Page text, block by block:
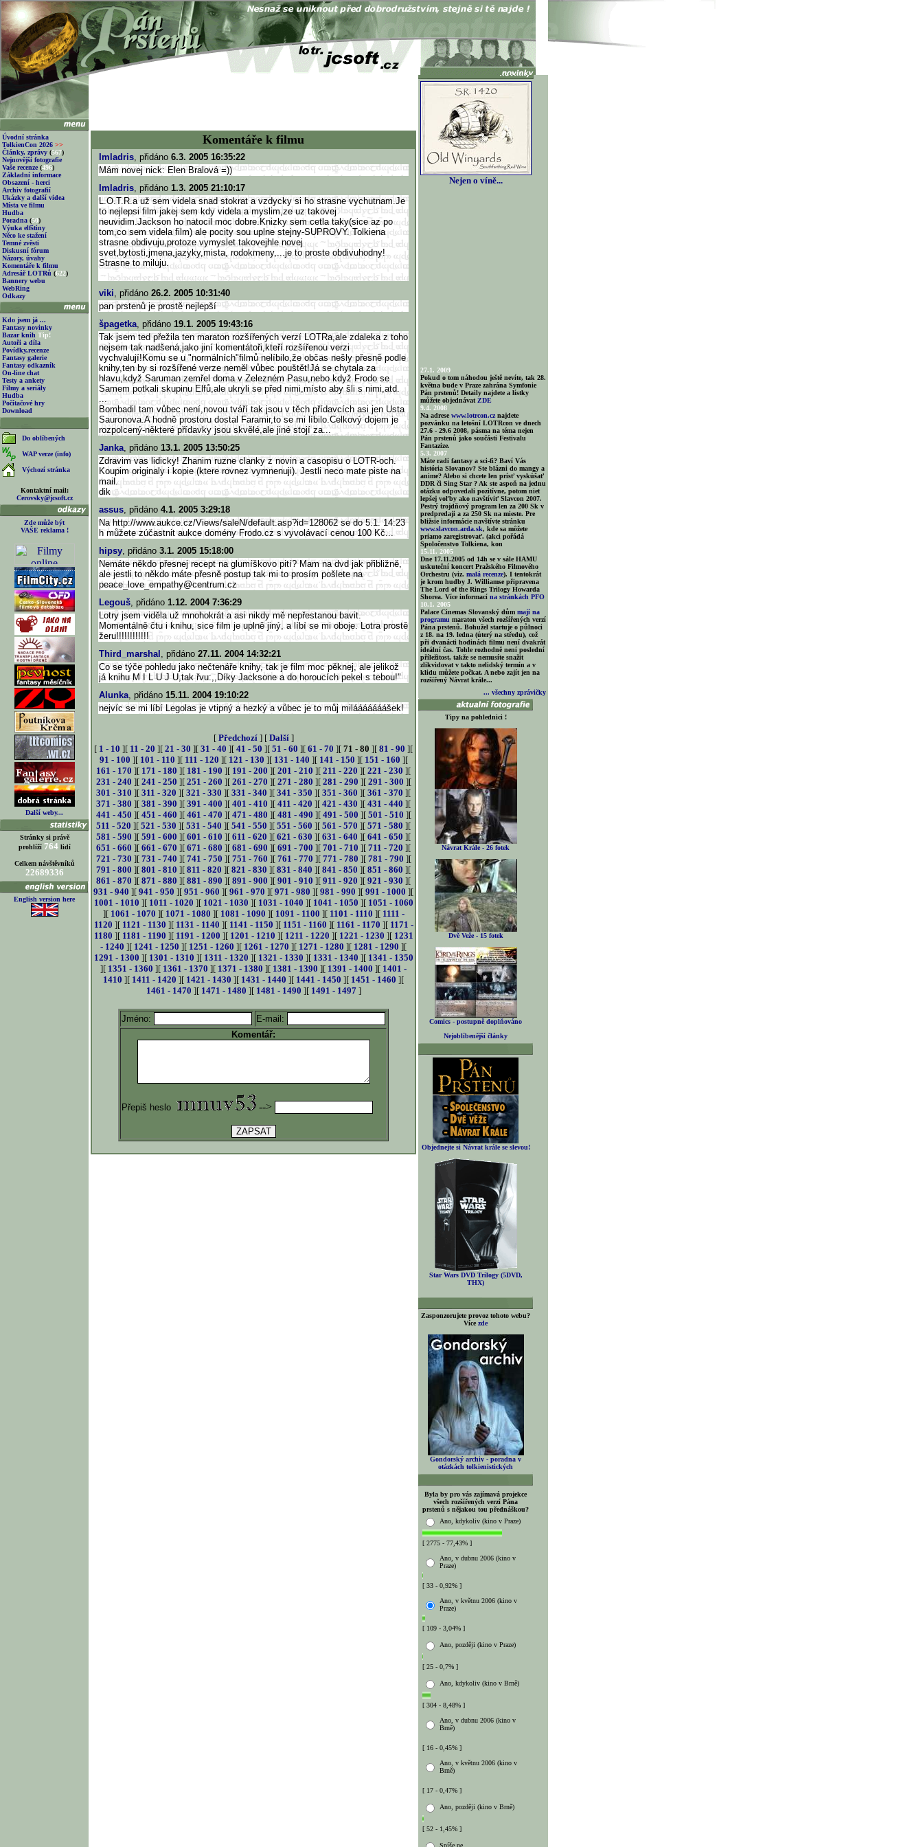
Úvodní stránka
TolkienCon 2026 >>
Články, zprávy (567)
Nejnovější fotografie
Vaše recenze (496)
Základní informace
Obsazení - herci
Archiv fotografií
Ukázky a další videa
Místa ve filmu
Hudba
Poradna (50)
Výuka elfštiny
Něco ke stažení
Temné zvěsti
Diskusní fórum
Názory, úvahy
Komentáře k filmu
Adresář LOTRů (622)
Bannery webu
WebRing
Odkazy
Kdo jsem já ...
Fantasy novinky
Bazar knih Tip!
Autoři a díla
Povídky,recenze
Fantasy galerie
Fantasy odkazník
On-line chat
Testy a ankety
Filmy a seriály
Hudba
Počítačové hry
Download
Do oblíbených
WAP verze (info)
Výchozí stránka
Kontaktní mail:
Cerovsky@jcsoft.cz
Zde může být
VAŠE reklama !
Další weby...
Stránky si právě
prohlíží764 lidí
Celkem návštěvníků
22689336
English version here
Komentáře k filmu
Imladris, přidáno 6.3. 2005 16:35:22
Mám novej nick: Elen Bralová =))
Imladris, přidáno 1.3. 2005 21:10:17
L.O.T.R.a už sem videla snad stokrat a vzdycky si ho strasne vychutnam.Je
to nejlepsi film jakej sem kdy videla a myslim,ze uz takovej
neuvidim.Jackson ho natocil moc dobre.Knizky sem cetla taky(sice az po
tom,co sem videla film) ale pocity sou uplne stejny-SUPROVY. Tolkiena
strasne obdivuju,protoze vymyslet takovejhle novej
svet,bytosti,jmena,jazyky,mista, rodokmeny,...je to proste obdivuhodny!
Strasne to miluju.
viki, přidáno 26.2. 2005 10:31:40
pan prstenů je prostě nejlepší
špagetka, přidáno 19.1. 2005 19:43:16
Tak jsem ted přežila ten maraton rozšířených verzí LOTRa,ale zdaleka z toho
nejsem tak nadšená,jako jiní komentátoři,kteří rozšířenou verzi
vychvalují!Komu se u "normálních"filmů nelíbilo,že občas nešly přesně podle
knihy,ten by si rozšířené verze neměl vůbec pouštět!Já se chytala za
hlavu,když Saruman zemřel doma v Zelezném Pasu,nebo když Frodo se
Samem potkali skupinu Elfů,ale ukryli se před nimi,místo aby šli s nimi,atd.
...
Bombadil tam vůbec není,novou tváří tak jsou v těch přídavcích asi jen Usta
Sauronova.A hodně prostoru dostal Faramir,to se mi líbilo.Celkový dojem je
rozpolcený-některé přídavky jsou skvělé,ale jiné stojí za...
Janka, přidáno 13.1. 2005 13:50:25
Zdravim vas lidicky! Zhanim ruzne clanky z novin a casopisu o LOTR-och.
Koupim originaly i kopie (ktere rovnez vymnenuji). Jestli neco mate piste na
mail.
dik
assus, přidáno 4.1. 2005 3:29:18
Na http://www.aukce.cz/Views/saleN/default.asp?id=128062 se do 5.1. 14:23
h můžete zúčastnit aukce domény Frodo.cz s vyvolávací cenou 100 Kč...
hipsy, přidáno 3.1. 2005 15:18:00
Nemáte někdo přesnej recept na glumíškovo pití? Mam na dvd jak přibližně,
ale jestli to někdo máte přesně postup tak mi to prosím pošlete na
peace_love_empathy@centrum.cz
Legouš, přidáno 1.12. 2004 7:36:29
Lotry jsem viděla už mnohokrát a asi nikdy mě nepřestanou bavit.
Momentálně čtu i knihu, sice film je uplně jiný, a líbí se mi oboje. Lotra prostě
žeru!!!!!!!!!!!!
Third_marshal , přidáno 27.11. 2004 14:32:21
Co se týče pohledu jako nečtenáře knihy, tak je film moc pěknej, ale jelikož
já knihu M I L U J U,tak řvu:,,Díky Jacksone a do horoucích pekel s tebou!"
Alunka, přidáno 15.11. 2004 19:10:22
nejvíc se mi líbí Legolas je vtipný a hezký a vůbec je to můj milááááááášek!
[ Předchozí] [ Další]
[ 1 - 10 ][ 11 - 20 ][ 21 - 30 ][ 31 - 40 ][ 41 - 50 ][ 51 - 60 ][ 61 - 70 ][ 71 - 80 ][ 81 - 90 ][
91 - 100 ][ 101 - 110 ][ 111 - 120 ][ 121 - 130 ][ 131 - 140 ][ 141 - 150 ][ 151 - 160 ][
161 - 170 ][ 171 - 180 ][ 181 - 190 ][ 191 - 200 ][ 201 - 210 ][ 211 - 220 ][ 221 - 230 ][
231 - 240 ][ 241 - 250 ][ 251 - 260 ][ 261 - 270 ][ 271 - 280 ][ 281 - 290 ][ 291 - 300 ][
301 - 310 ][ 311 - 320 ][ 321 - 330 ][ 331 - 340 ][ 341 - 350 ][ 351 - 360 ][ 361 - 370 ][
371 - 380 ][ 381 - 390 ][ 391 - 400 ][ 401 - 410 ][ 411 - 420 ][ 421 - 430 ][ 431 - 440 ][
441 - 450 ][ 451 - 460 ][ 461 - 470 ][ 471 - 480 ][ 481 - 490 ][ 491 - 500 ][ 501 - 510 ][
511 - 520 ][ 521 - 530 ][ 531 - 540 ][ 541 - 550 ][ 551 - 560 ][ 561 - 570 ][ 571 - 580 ][
581 - 590 ][ 591 - 600 ][ 601 - 610 ][ 611 - 620 ][ 621 - 630 ][ 631 - 640 ][ 641 - 650 ][
651 - 660 ][ 661 - 670 ][ 671 - 680 ][ 681 - 690 ][ 691 - 700 ][ 701 - 710 ][ 711 - 720 ][
721 - 730 ][ 731 - 740 ][ 741 - 750 ][ 751 - 760 ][ 761 - 770 ][ 771 - 780 ][ 781 - 790 ][
791 - 800 ][ 801 - 810 ][ 811 - 820 ][ 821 - 830 ][ 831 - 840 ][ 841 - 850 ][ 851 - 860 ][
861 - 870 ][ 871 - 880 ][ 881 - 890 ][ 891 - 900 ][ 901 - 910 ][ 911 - 920 ][ 921 - 930 ][
931 - 940 ][ 941 - 950 ][ 951 - 960 ][ 961 - 970 ][ 971 - 980 ][ 981 - 990 ][ 991 - 1000 ][
1001 - 1010 ][ 1011 - 1020 ][ 1021 - 1030 ][ 1031 - 1040 ][ 1041 - 1050 ][ 1051 - 1060
][ 1061 - 1070 ][ 1071 - 1080 ][ 1081 - 1090 ][ 1091 - 1100 ][ 1101 - 1110 ][ 1111 -
1120 ][ 1121 - 1130 ][ 1131 - 1140 ][ 1141 - 1150 ][ 1151 - 1160 ][ 1161 - 1170 ][ 1171 -
1180 ][ 1181 - 1190 ][ 1191 - 1200 ][ 1201 - 1210 ][ 1211 - 1220 ][ 1221 - 1230 ][ 1231
- 1240 ][ 1241 - 1250 ][ 1251 - 1260 ][ 1261 - 1270 ][ 1271 - 1280 ][ 1281 - 1290 ][
1291 - 1300 ][ 1301 - 1310 ][ 1311 - 1320 ][ 1321 - 1330 ][ 1331 - 1340 ][ 1341 - 1350
][ 1351 - 1360 ][ 1361 - 1370 ][ 1371 - 1380 ][ 1381 - 1390 ][ 1391 - 1400 ][ 1401 -
1410 ][ 1411 - 1420 ][ 1421 - 1430 ][ 1431 - 1440 ][ 1441 - 1450 ][ 1451 - 1460 ][
1461 - 1470 ][ 1471 - 1480 ][ 1481 - 1490 ][ 1491 - 1497]
Jméno:
E-mail:
Komentář:
Přepiš heslo -->
Nejen o víně...
27.1. 2009
Pokud o tom náhodou ještě nevíte, tak 28.
května bude v Praze zahrána Symfonie
Pán prstenů! Detaily najdete a lístky
můžete objednávat ZDE
9.4. 2008
Na adrese www.lotrcon.cznajdete
pozvánku na letošní LOTRcon ve dnech
27.6 - 29.6 2008, pásma na téma nejen
Pán prstenů jako součásti Festivalu
Fantazize.
5.3. 2007
Máte radi fantasy a sci-fi? Baví Vás
história Slovanov? Ste blázni do mangy a
anime? Alebo si chcete len prísť vyskúšať
DDR či Sing Star ? Ak ste aspoň na jednu
otázku odpovedali pozitívne, potom niet
lepšej voľby ako navštíviť Slavcon 2007.
Pestrý trojdňový program len za 200 Sk v
predpredaji a za 250 Sk na mieste. Pre
bližsie informácie navštívte stránku
www.slavcon.arda.sk, kde sa môžete
priamo zaregistrovať. (akci pořádá
Spoločenstvo Tolkiena, kon
15.11. 2005
Dne 17.11.2005 od 14h se v sále HAMU
uskuteční koncert Pražského Filmového
Orchestru (viz. malá recenze). I tentokrát
je krom hudby J. Williamse připravena
The Lord of the Rings Trilogy Howarda
Shorea. Více informací na stránkách PFO
10.1. 2005
Palace Cinemas Slovanský dům mají na
programu maraton všech rozšířených verzí
Pána prstenů. Bohužel startuje o půlnoci
z 18. na 19. ledna (úterý na středu), což
při dvanácti hodinách filmu není dvakrát
ideální čas. Tohle rozhodně není poslední
příležitost, takže se nemusíte snažit
zlikvidovat v takto nelidský termín a v
klidu můžete počkat. A nebo zajít jen na
rozšířený Návrat krále...
... všechny zprávičky
Tipy na pohlednici !
Návrat Krále - 26 fotek
Dvě Veže - 15 fotek
Comics - postupně doplňováno
Nejoblíbenější články
Objednejte si Návrat krále se slevou!
Star Wars DVD Trilogy (5DVD,
THX)
Zasponzorujete provoz tohoto webu?
Více zde
Gondorský archiv - poradna v
otázkách tolkienistických
Byla by pro vás zajímavá projekce
všech rozšířených verzí Pána
prstenů s nějakou tou přednáškou?
Ano, kdykoliv (kino v Praze)
[ 2775 - 77,43% ]
Ano, v dubnu 2006 (kino v
Praze)
[ 33 - 0,92% ]
Ano, v květnu 2006 (kino v
Praze)
[ 109 - 3,04% ]
Ano, později (kino v Praze)
[ 25 - 0,7% ]
Ano, kdykoliv (kino v Brně)
[ 304 - 8,48% ]
Ano, v dubnu 2006 (kino v
Brně)
[ 16 - 0,45% ]
Ano, v květnu 2006 (kino v
Brně)
[ 17 - 0,47% ]
Ano, později (kino v Brně)
[ 52 - 1,45% ]
Spíše ne